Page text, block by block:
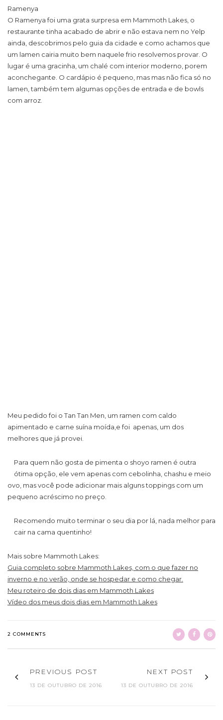
Ramenya
O Ramenya foi uma grata surpresa em Mammoth Lakes, o
restaurante tinha acabado de abrir e não estava nem no Yelp
ainda, descobrimos pelo guia da cidade e como achamos que
um lamen cairia muito bem naquele frio resolvemos provar. O
lugar é uma gracinha, um chalé com interior moderno, porem
aconchegante. O cardápio é pequeno, mas mas não fica só no
lamen, também tem algumas opções de entrada e de bowls
com arroz.
Meu pedido foi o Tan Tan Men, um ramen com caldo
apimentado e carne suína moída,e foi apenas, um dos
melhores que já provei.
Para quem não gosta de pimenta o shoyo ramen é outra
ótima opção, ele vem apenas com cebolinha, chashu e meio
ovo, mas você pode adicionar mais alguns toppings com um
pequeno acréscimo no preço.
Recomendo muito terminar o seu dia por lá, nada melhor para
cair na cama quentinho!
Mais sobre Mammoth Lakes:
Guia completo sobre Mammoth Lakes, com o que fazer no
inverno e no verão, onde se hospedar e como chegar.
Meu roteiro de dois dias em Mammoth Lakes
Vídeo dos meus dois dias em Mammoth Lakes
2 COMMENTS
PREVIOUS POST
13 DE OUTUBRO DE 2016
NEXT POST
13 DE OUTUBRO DE 2016